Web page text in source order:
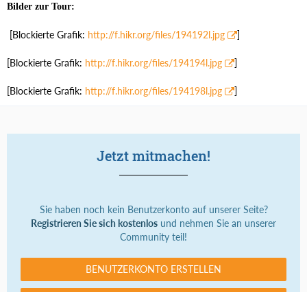
Bilder zur Tour:
[Blockierte Grafik: http://f.hikr.org/files/194192l.jpg ]
[Blockierte Grafik: http://f.hikr.org/files/194194l.jpg ]
[Blockierte Grafik: http://f.hikr.org/files/194198l.jpg ]
Jetzt mitmachen!
Sie haben noch kein Benutzerkonto auf unserer Seite?
Registrieren Sie sich kostenlos und nehmen Sie an unserer
Community teil!
BENUTZERKONTO ERSTELLEN